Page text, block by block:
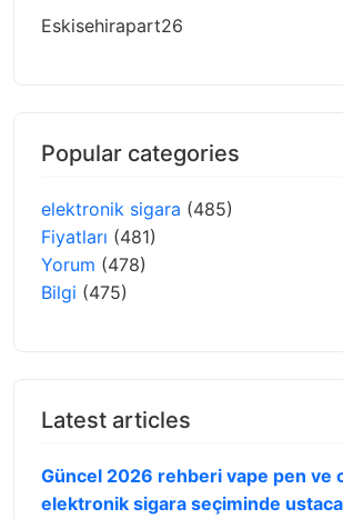
Eskisehirapart26
Popular categories
elektronik sigara (485)
Fiyatları (481)
Yorum (478)
Bilgi (475)
Latest articles
Güncel 2026 rehberi vape pen ve
elektronik sigara seçiminde